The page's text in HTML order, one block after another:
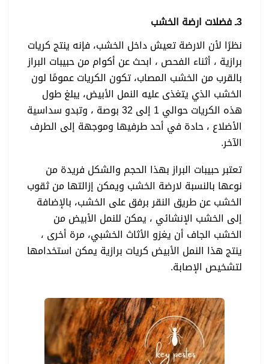
3ـ فضلات ارضة الخشب
نظرًا لأن الارضة تعيش داخل الخشب، فإنه ينتج كريات
برازية ، أثناء الفحص ، ابحث عن أكوام من حبيبات البراز
بالقرب من الخشب المصاب، تكون الكريات عمومًا لون
الخشب الذي يتغذى عليه النمل الأبيض، يبلغ طول
هذه الكريات حوالي 1 إلى 32 بوصة ، وتبدو سداسية
الأضلاع ، حادة في أحد طرفيها وموجهة إلى الطرف
الآخر.
تعتبر حبيبات البراز بهذا الحجم والشكل فريدة من
نوعها بالنسبة لارضة الخشب ويمكن إزالتها من ثقوب
الخشب عن طريق النقر برفق على الخشب، بالإضافة
إلى الخشب الإنشائي ، يمكن للنمل الأبيض من
الخشب الجاف أن يغزو الأثاث الخشبي، مرة أخرى ،
ينتج هذا النمل الأبيض كريات برازية يمكن استخدامها
لتشخيص الإصابة.